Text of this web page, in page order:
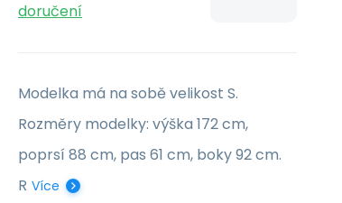
doručení
Modelka má na sobě velikost S.
Rozměry modelky: výška 172 cm,
poprsí 88 cm, pas 61 cm, boky 92 cm.
R Více